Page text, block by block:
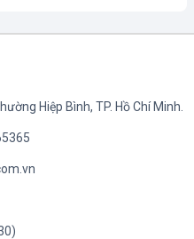
Hiệp Bình, TP. Hồ Chí Minh.